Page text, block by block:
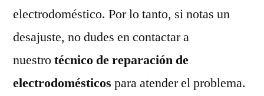
electrodoméstico. Por lo tanto, si notas un
desajuste, no dudes en contactar a
nuestrotécnico de reparación de
electrodomésticos para atender el problema.